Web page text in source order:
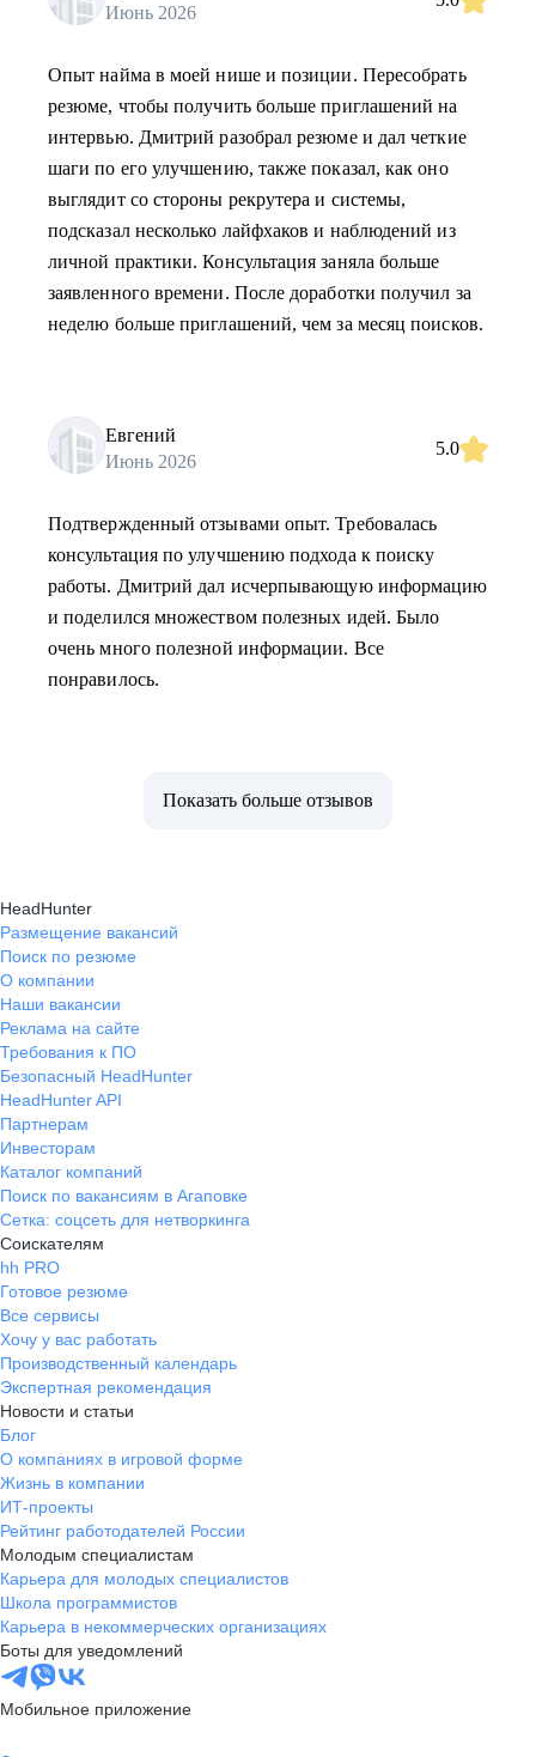
Июнь 2026
Опыт найма в моей нише и позиции. Пересобрать
резюме, чтобы получить больше приглашений на
интервью. Дмитрий разобрал резюме и дал четкие
шаги по его улучшению, также показал, как оно
выглядит со стороны рекрутера и системы,
подсказал несколько лайфхаков и наблюдений из
личной практики. Консультация заняла больше
заявленного времени. После доработки получил за
неделю больше приглашений, чем за месяц поисков.
Евгений
Июнь 2026
5.0
Подтвержденный отзывами опыт. Требовалась
консультация по улучшению подхода к поиску
работы. Дмитрий дал исчерпывающую информацию
и поделился множеством полезных идей. Было
очень много полезной информации. Все
понравилось.
Показать больше отзывов
HeadHunter
Размещение вакансий
Поиск по резюме
О компании
Наши вакансии
Реклама на сайте
Требования к ПО
Безопасный HeadHunter
HeadHunter API
Партнерам
Инвесторам
Каталог компаний
Поиск по вакансиям в Агаповке
Сетка: соцсеть для нетворкинга
Соискателям
hh PRO
Готовое резюме
Все сервисы
Хочу у вас работать
Производственный календарь
Экспертная рекомендация
Новости и статьи
Блог
О компаниях в игровой форме
Жизнь в компании
ИТ-проекты
Рейтинг работодателей России
Молодым специалистам
Карьера для молодых специалистов
Школа программистов
Карьера в некоммерческих организациях
Боты для уведомлений
Мобильное приложение